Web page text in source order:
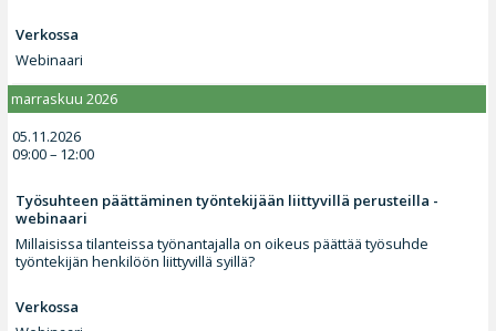
Verkossa
Webinaari
marraskuu 2026
05.11.2026
09:00 – 12:00
Työsuhteen päättäminen työntekijään liittyvillä perusteilla -
webinaari
Millaisissa tilanteissa työnantajalla on oikeus päättää työsuhde
työntekijän henkilöön liittyvillä syillä?
Verkossa